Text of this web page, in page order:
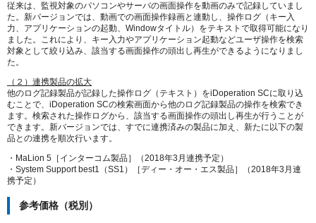
従来は、監視対象のパソコンやサーバの画面操作を動画のみで記録していまし
た。新バージョンでは、動画での画面操作録画と連動し、操作ログ（キー入
力、アプリケーションの起動、Windowタイトル）をテキストで取得可能になり
ました。これにより、キー入力やアプリケーション起動などユーザ操作を検索
対象として絞り込み、該当する画面操作の頭出し再生ができるようになりまし
た。
（２）連携製品の拡大
他のログ記録製品が記録した操作ログ（テキスト）をiDoperation SCに取り込
むことで、iDoperation SCの検索画面から他のログ記録製品の操作を検索でき
ます。検索された操作ログから、該当する画面操作の頭出し再生が行うことが
できます。新バージョンでは、すでに連携済みの製品に加え、新たに以下の製
品との連携を順次行います。
・MaLion 5［インターコム製品］（2018年3月連携予定）
・System Support best1（SS1）［ディー・オー・エス製品］（2018年3月連
携予定）
参考価格（税別）